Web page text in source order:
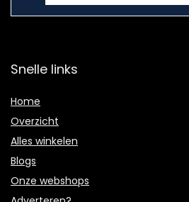
Snelle links
Home
Overzicht
Alles winkelen
Blogs
Onze webshops